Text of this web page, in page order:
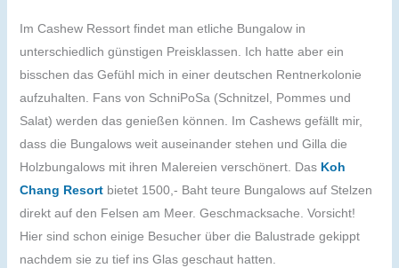
Im Cashew Ressort findet man etliche Bungalow in
unterschiedlich günstigen Preisklassen. Ich hatte aber ein
bisschen das Gefühl mich in einer deutschen Rentnerkolonie
aufzuhalten. Fans von SchniPoSa (Schnitzel, Pommes und
Salat) werden das genießen können. Im Cashews gefällt mir,
dass die Bungalows weit auseinander stehen und Gilla die
Holzbungalows mit ihren Malereien verschönert. Das Koh
Chang Resortbietet 1500,- Baht teure Bungalows auf Stelzen
direkt auf den Felsen am Meer. Geschmacksache. Vorsicht!
Hier sind schon einige Besucher über die Balustrade gekippt
nachdem sie zu tief ins Glas geschaut hatten.